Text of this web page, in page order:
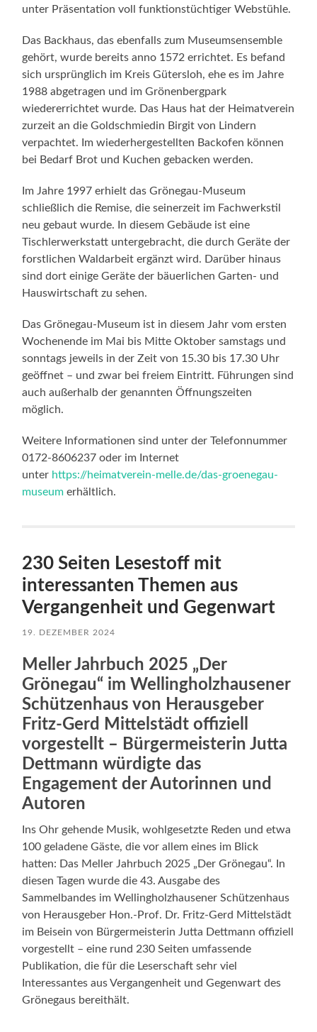
unter Präsentation voll funktionstüchtiger Webstühle.
Das Backhaus, das ebenfalls zum Museumsensemble
gehört, wurde bereits anno 1572 errichtet. Es befand
sich ursprünglich im Kreis Gütersloh, ehe es im Jahre
1988 abgetragen und im Grönenbergpark
wiedererrichtet wurde. Das Haus hat der Heimatverein
zurzeit an die Goldschmiedin Birgit von Lindern
verpachtet. Im wiederhergestellten Backofen können
bei Bedarf Brot und Kuchen gebacken werden.
Im Jahre 1997 erhielt das Grönegau-Museum
schließlich die Remise, die seinerzeit im Fachwerkstil
neu gebaut wurde. In diesem Gebäude ist eine
Tischlerwerkstatt untergebracht, die durch Geräte der
forstlichen Waldarbeit ergänzt wird. Darüber hinaus
sind dort einige Geräte der bäuerlichen Garten- und
Hauswirtschaft zu sehen.
Das Grönegau-Museum ist in diesem Jahr vom ersten
Wochenende im Mai bis Mitte Oktober samstags und
sonntags jeweils in der Zeit von 15.30 bis 17.30 Uhr
geöffnet – und zwar bei freiem Eintritt. Führungen sind
auch außerhalb der genannten Öffnungszeiten
möglich.
Weitere Informationen sind unter der Telefonnummer
0172-8606237 oder im Internet
unter https://heimatverein-melle.de/das-groenegau-
museum erhältlich.
230 Seiten Lesestoff mit
interessanten Themen aus
Vergangenheit und Gegenwart
19. DEZEMBER 2024
Meller Jahrbuch 2025 „Der
Grönegau“ im Wellingholzhausener
Schützenhaus von Herausgeber
Fritz-Gerd Mittelstädt offiziell
vorgestellt – Bürgermeisterin Jutta
Dettmann würdigte das
Engagement der Autorinnen und
Autoren
Ins Ohr gehende Musik, wohlgesetzte Reden und etwa
100 geladene Gäste, die vor allem eines im Blick
hatten: Das Meller Jahrbuch 2025 „Der Grönegau“. In
diesen Tagen wurde die 43. Ausgabe des
Sammelbandes im Wellingholzhausener Schützenhaus
von Herausgeber Hon.-Prof. Dr. Fritz-Gerd Mittelstädt
im Beisein von Bürgermeisterin Jutta Dettmann offiziell
vorgestellt – eine rund 230 Seiten umfassende
Publikation, die für die Leserschaft sehr viel
Interessantes aus Vergangenheit und Gegenwart des
Grönegaus bereithält.